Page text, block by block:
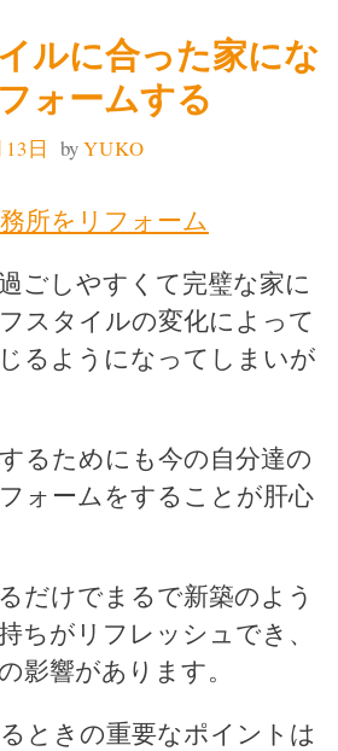
ルに合った家にな
ォームする
日 byYUKO
所をリフォーム
ごしやすくて完璧な家に
スタイルの変化によって
るようになってしまいが
るためにも今の自分達の
ォームをすることが肝心
だけでまるで新築のよう
ちがリフレッシュでき、
影響があります。
ときの重要なポイントは